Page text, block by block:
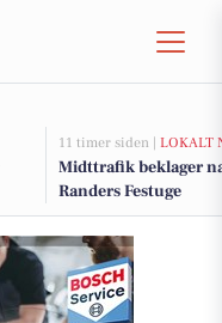
11 timer siden | LOKALT
Midttrafik beklager
Randers Festuge